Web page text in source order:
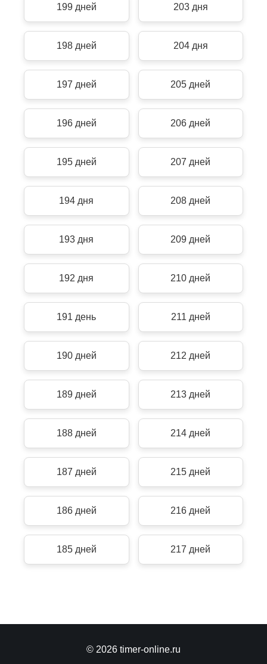
199 дней 203 дня
198 дней 204 дня
197 дней 205 дней
196 дней 206 дней
195 дней 207 дней
194 дня 208 дней
193 дня 209 дней
192 дня 210 дней
191 день 211 дней
190 дней 212 дней
189 дней 213 дней
188 дней 214 дней
187 дней 215 дней
186 дней 216 дней
185 дней 217 дней
© 2026 timer-online.ru